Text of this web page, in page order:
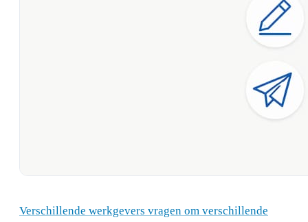
Verschillende werkgevers vragen om verschillende